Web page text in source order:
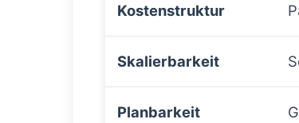
Kostenstruktur
Skalierbarkeit
Planbarkeit